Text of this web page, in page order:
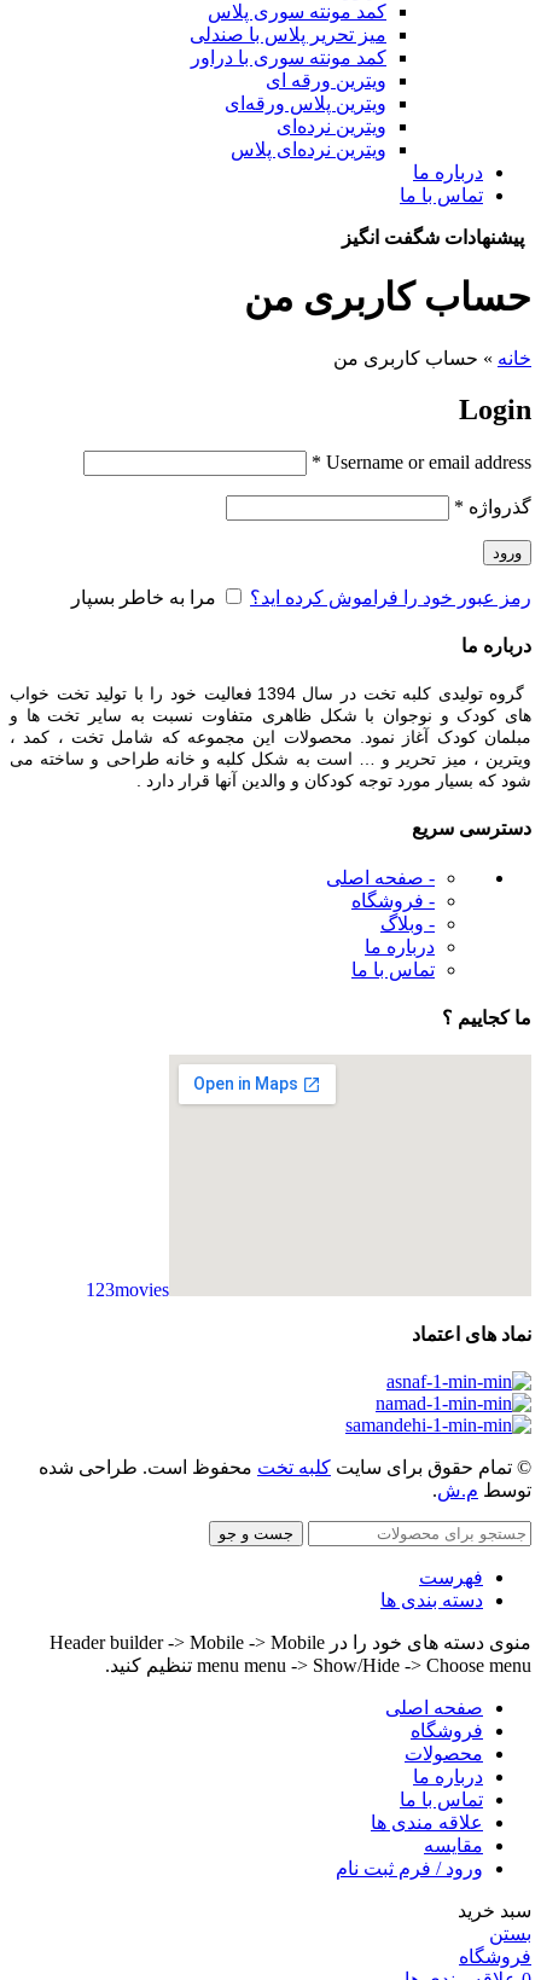
کمد مونته سوری پلاس
میز تحریر پلاس با صندلی
کمد مونته سوری با دراور
ویترین ورقه ای
ویترین پلاس ورقه‌ای
ویترین نرده‌ای
ویترین نرده‌ای پلاس
درباره ما
تماس با ما
پیشنهادات شگفت انگیز
حساب کاربری من
خانه » حساب کاربری من
Login
Username or email address
*
گذرواژه *
ورود
رمز عبور خود را فراموش کرده اید؟ مرا به خاطر بسپار
درباره ما
گروه تولیدی کلبه تخت در سال 1394 فعالیت خود را با تولید تخت خواب
های کودک و نوجوان با شکل ظاهری متفاوت نسبت به سایر تخت ها و
مبلمان کودک آغاز نمود. محصولات این مجموعه که شامل تخت ، کمد ،
ویترین ، میز تحریر و … است به شکل کلبه و خانه طراحی و ساخته می
شود که بسیار مورد توجه کودکان و والدین آنها قرار دارد .
دسترسی سریع
- صفحه اصلی
- فروشگاه
- وبلاگ
درباره ما
تماس با ما
ما کجاییم ؟
123movies
نماد های اعتماد
© تمام حقوق برای سایت کلبه تخت محفوظ است. طراحی شده
توسط م.ش.
جست و جو
فهرست
دسته بندی ها
منوی دسته های خود را در Header builder -> Mobile -> Mobile
menu menu -> Show/Hide -> Choose menu تنظیم کنید.
صفحه اصلی
فروشگاه
محصولات
درباره ما
تماس با ما
علاقه مندی ها
مقایسه
ورود / فرم ثبت نام
سبد خرید
بستن
فروشگاه